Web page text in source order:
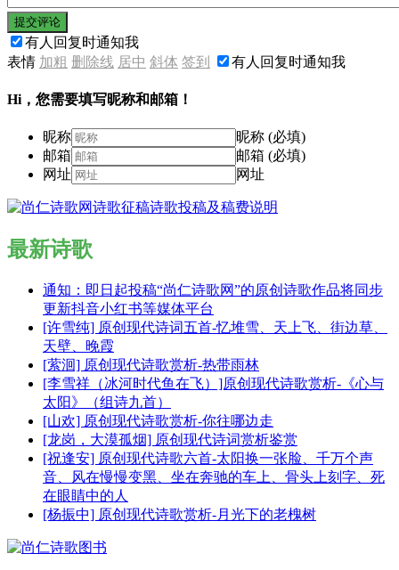
提交评论
有人回复时通知我
表情 加粗 删除线 居中 斜体 签到 有人回复时通知我
Hi，您需要填写昵称和邮箱！
昵称
昵称 (必填)
邮箱
邮箱 (必填)
网址
网址
最新诗歌
通知：即日起投稿“尚仁诗歌网”的原创诗歌作品将同步
更新抖音小红书等媒体平台
[许雪纯] 原创现代诗词五首-忆堆雪、天上飞、街边草、
天壁、晚霞
[萦洄] 原创现代诗歌赏析-热带雨林
[李雪祥（冰河时代鱼在飞）]原创现代诗歌赏析-《心与
太阳》（组诗九首）
[山欢] 原创现代诗歌赏析-你往哪边走
[龙岗，大漠孤烟] 原创现代诗词赏析鉴赏
[祝逢安] 原创现代诗歌六首-太阳换一张脸、千万个声
音、风在慢慢变黑、坐在奔驰的车上、骨头上刻字、死
在眼睛中的人
[杨振中] 原创现代诗歌赏析-月光下的老槐树